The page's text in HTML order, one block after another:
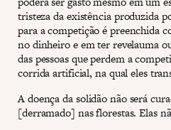
tristeza da existência produzida
para a competição é preenchida
no dinheiro e em ter revelauma
das pessoas que perdem a
corrida artificial, na qual eles
A doença da solidão não será
[derramado] nas florestas. Elas